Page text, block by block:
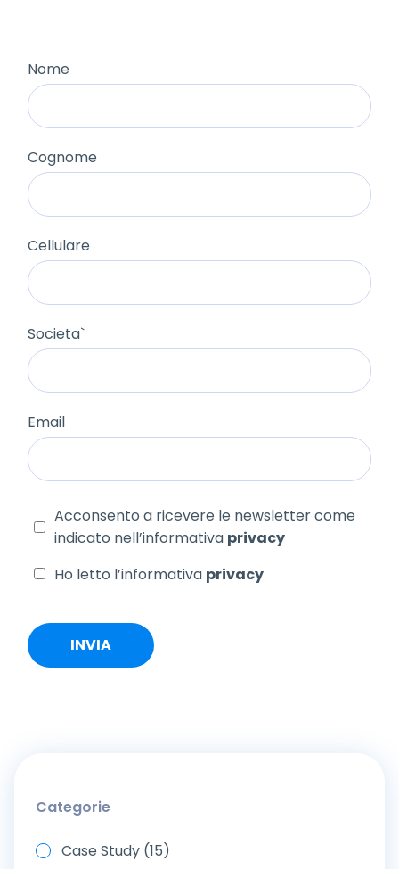
Nome
Cognome
Cellulare
Societa`
Email
Acconsento a ricevere le newsletter come
indicato nell’informativa privacy
Ho letto l’informativa privacy
Categorie
Case Study (15)